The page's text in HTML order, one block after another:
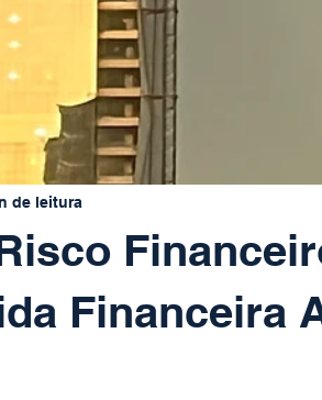
Financeira
de leitura